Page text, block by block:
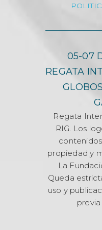
05-07
REGATA
Regata
RIG. Los
propiedad y
La
Queda
uso y